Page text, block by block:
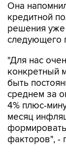
Она
кредитной
решения уже
следующего
"Для нас
конкретный
быть
среднем за
4% плюс-
месяц
факторов", -